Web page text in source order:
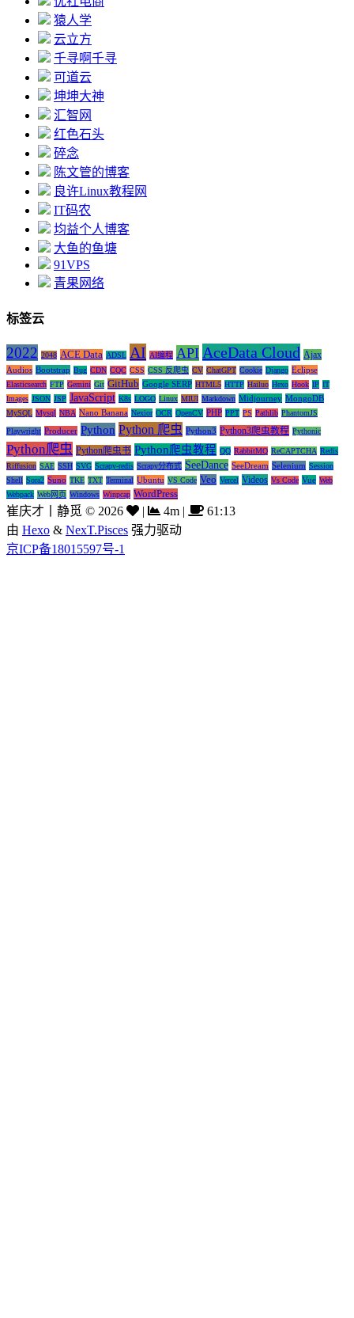
猿人学
云立方
千寻啊千寻
可道云
坤坤大神
汇智网
红色石头
碎念
陈文管的博客
良许Linux教程网
IT码农
均益个人博客
大鱼的鱼塘
91VPS
青果网络
标签云
2022 2048 ACE Data ADSL AI AI编程 API AceData Cloud Ajax
Audios Bootstrap Bug CDN CQC CSS CSS 反爬虫 CV ChatGPT Cookie Django Eclipse
Elasticsearch FTP Gemini Git GitHub Google SERP HTML5 HTTP Hailuo Hexo Hook IP IT
Images JSON JSP JavaScript K8s LOGO Linux MIUI Markdown Midjourney MongoDB
MySQL Mysql NBA Nano Banana Nexior OCR OpenCV PHP PPT PS Pathlib PhantomJS
Playwright Producer Python Python 爬虫 Python3 Python3爬虫教程 Pythonic
Python爬虫 Python爬虫书 Python爬虫教程 QQ RabbitMQ ReCAPTCHA Redis
Riffusion SAE SSH SVG Scrapy-redis Scrapy分布式 SeeDance SeeDream Selenium Session
Shell Sora2 Suno TKE TXT Terminal Ubuntu VS Code Veo Vercel Videos Vs Code Vue Web
Webpack Web网页 Windows Winpcap WordPress
崔庆才丨静觅 © 2026 | 4m |
61:13
由 Hexo & NexT.Pisces 强力驱动
京ICP备18015597号-1